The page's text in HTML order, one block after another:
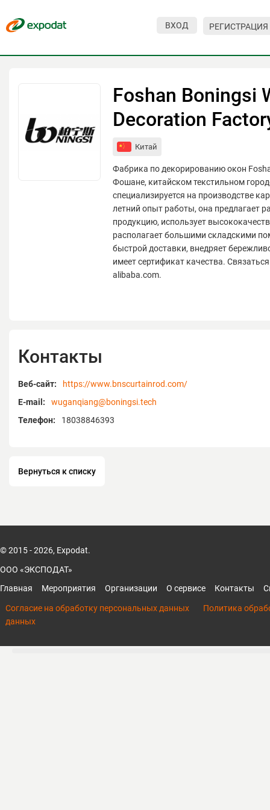
ВХОД РЕГИСТРАЦИЯ
Foshan Boningsi
Decoration
Китай
Фабрика по декорированию окон
Фошане, китайском текстильном
специализируется на производстве
летний опыт работы, она предлагает
продукцию, использует
располагает большими складскими
быстрой доставки, внедряет
имеет сертификат качества.
alibaba.com.
Контакты
Веб-сайт:
https://www.bnscurtainrod.com/
E-mail:
wuganqiang@boningsi.tech
Телефон:
18038846393
Вернуться к списку
© 2015 - 2026, Expodat.
ООО «ЭКСПОДАТ»
Главная
Мероприятия Организации О сервисе Контакты
Согласие на обработку персональных данных
Политика
данных
Мероприятия
Организациям